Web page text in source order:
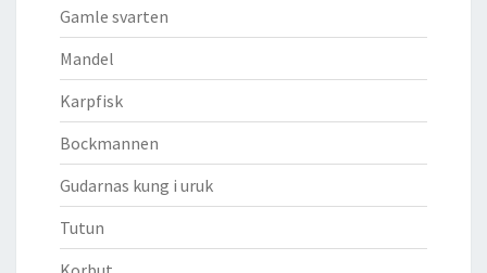
Gamle svarten
Mandel
Karpfisk
Bockmannen
Gudarnas kung i uruk
Tutun